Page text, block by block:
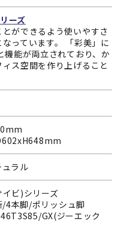
ーズ
ができるよう使いやすさ
っています。 「彩美」に
機能が両立されており、か
ス空間を作り上げること
ラル
イビ)シリーズ
4本脚/ポリッシュ脚
GX(ジーエック